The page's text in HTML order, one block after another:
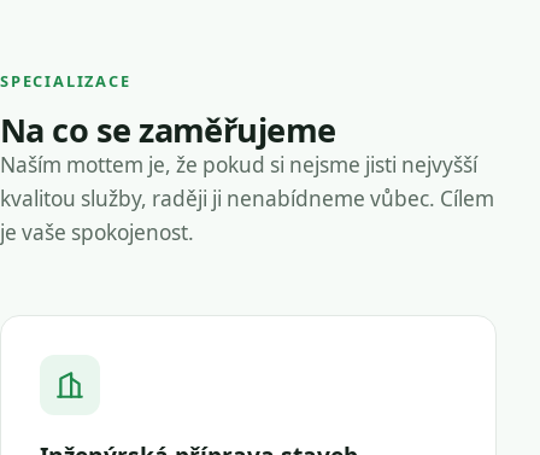
SPECIALIZACE
Na co se zaměřujeme
Naším mottem je, že pokud si nejsme jisti nejvyšší
kvalitou služby, raději ji nenabídneme vůbec. Cílem
je vaše spokojenost.